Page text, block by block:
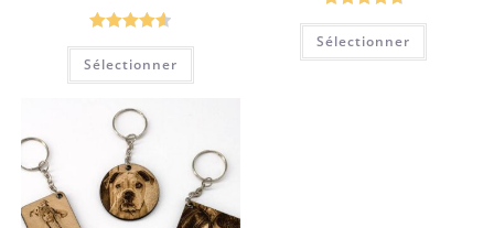
Note4.67
sur 5
Sélectionner
Note4.83
sur 5
Sélectionner